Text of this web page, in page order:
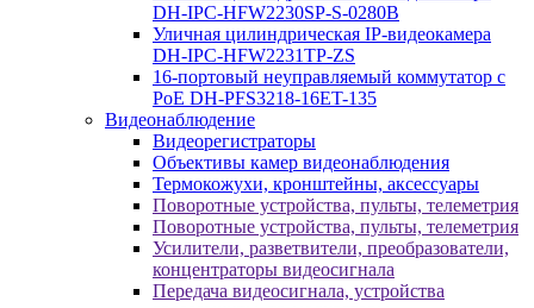
DH-IPC-HFW2230SP-S-0280B
Уличная цилиндрическая IP-видеокамера
DH-IPC-HFW2231TP-ZS
16-портовый неуправляемый коммутатор с
РоЕ DH-PFS3218-16ET-135
Видеонаблюдение
Видеорегистраторы
Объективы камер видеонаблюдения
Термокожухи, кронштейны, аксессуары
Поворотные устройства, пульты, телеметрия
Поворотные устройства, пульты, телеметрия
Усилители, разветвители, преобразователи,
концентраторы видеосигнала
Передача видеосигнала, устройства